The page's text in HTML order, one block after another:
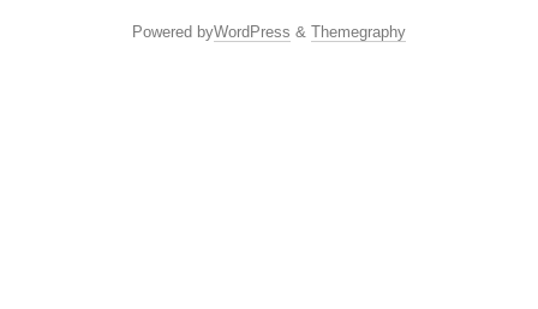
Powered byWordPress & Themegraphy